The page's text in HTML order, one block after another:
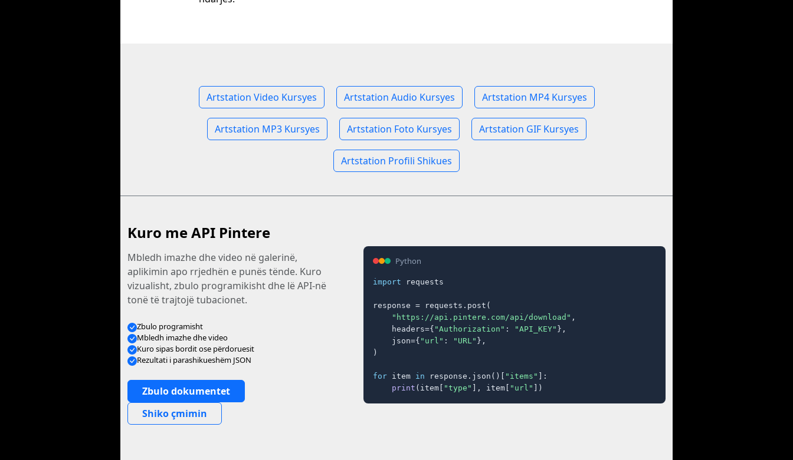
Artstation Video Kursyes Artstation Audio Kursyes Artstation MP4 Kursyes
Artstation MP3 Kursyes Artstation Foto Kursyes Artstation GIF Kursyes
Artstation Profili Shikues
Kuro me API Pintere
Mbledh imazhe dhe video në galerinë,
aplikimin apo rrjedhën e punës tënde. Kuro
vizualisht, zbulo programikisht dhe lë API-në
tonë të trajtojë tubacionet.
Zbulo programisht
Mbledh imazhe dhe video
Kuro sipas bordit ose përdoruesit
Rezultati i parashikueshëm JSON
Zbulo dokumentet
Shiko çmimin
Python
import requests
response = requests.post(
"https://api.pintere.com/api/download" ,
    headers={
"Authorization" : "API_KEY" },
    json={
"url" : "URL" },
)
for item in response.json()[ "items" ]:
print (item[ "type" ], item[ "url" ])